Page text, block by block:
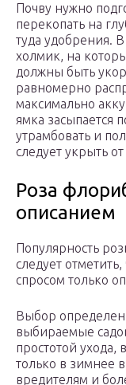
Почву нужно
перекопать на
туда удобрения.
холмик, на
должны быть
равномерно
максимально
ямка засыпается
утрамбовать и
следует укрыть
Роза
описанием
Популярность
следует
спросом только
Выбор
выбираемые
простотой ухода,
только в зимнее
вредителям и